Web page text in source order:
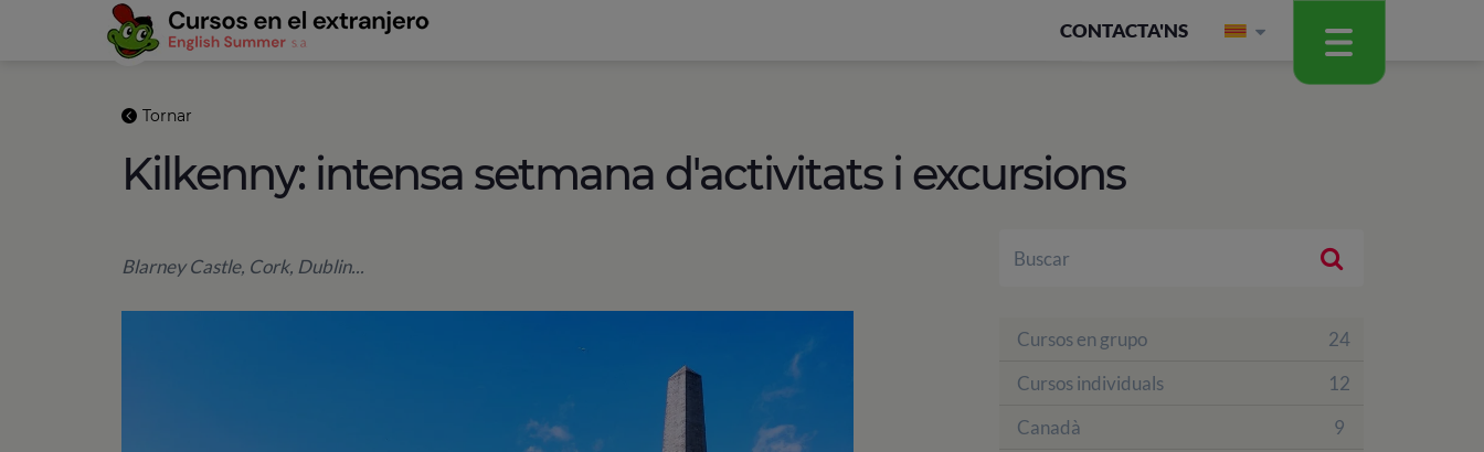
CONTACTA'NS
Tornar
Kilkenny: intensa setmana d'activitats i excursions
Blarney Castle, Cork, Dublin...
Cursos en grupo
24
Cursos individuals
12
Canadà
9